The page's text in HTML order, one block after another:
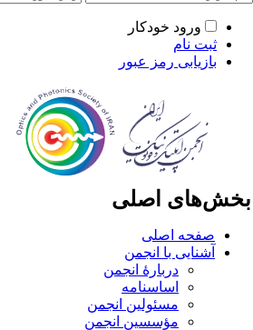
ورود خودکار
ثبت نام
بازیابی رمز عبور
اصلی
صفحه اصلی
آشنایی با انجمن
دربارۀ انجمن
اساسنامه
مسئولین انجمن
مؤسسین انجمن